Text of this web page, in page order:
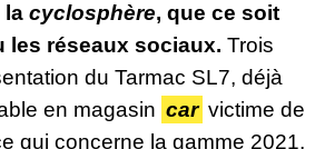
la cyclosphère, que ce soit
les réseaux sociaux. Trois
du Tarmac SL7, déjà
en magasin car victime de
qui concerne la gamme 2021,